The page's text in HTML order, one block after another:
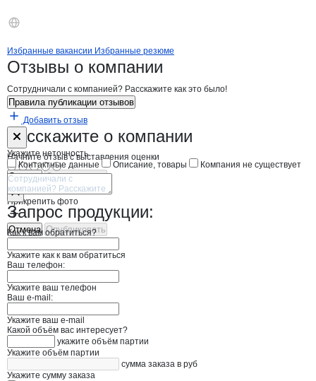
Брендыкомпани ТЕХНОГАЛАС
Вакансии вТЕХНОГАЛАС
Избранные вакансии Избранные резюме
Новости oТЕХНОГАЛАС, ЧП
Отзывы о компании
Сотрудничали с компанией? Расскажите как это было!
Правила публикации отзывов
Добавить отзыв
Расскажите о компании
Начните отзыв с выставления оценки
Прикрепить фото
Отмена Опубликовать
Форма обратной связи о неточностях
Укажите неточность
Контактные данные
Описание, товары Компания не существует
Отмена Опубликовать
Запрос продукции:
Как к вам обратиться?
Укажите как к вам обратиться
Ваш телефон:
Укажите ваш телефон
Ваш e-mail:
Укажите ваш e-mail
Какой объём вас интересует?
укажите объём партии
Укажите объём партии
сумма заказа в руб
Укажите сумму заказа